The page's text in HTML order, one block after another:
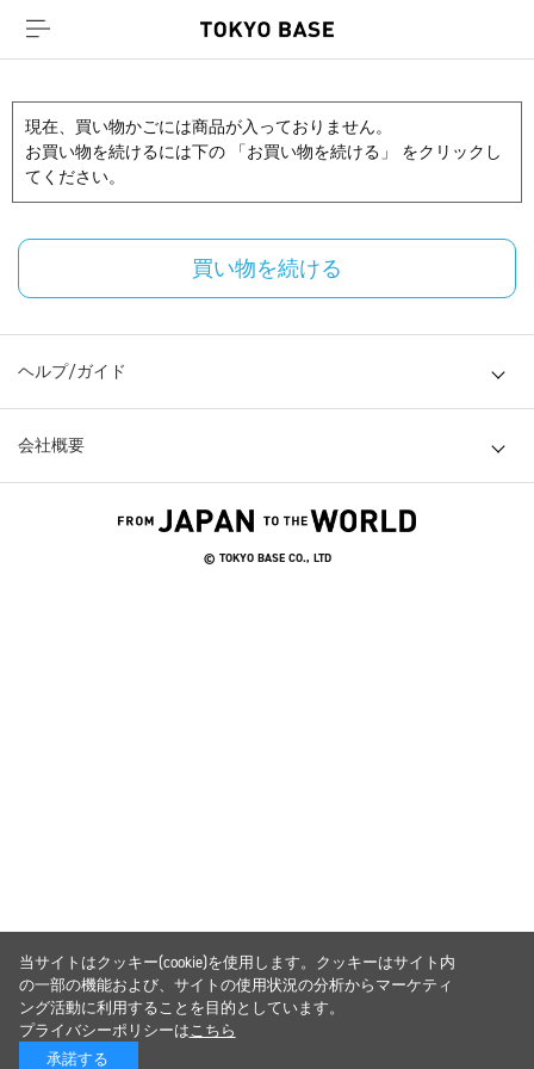
現在、買い物かごには商品が入っておりません。
お買い物を続けるには下の 「お買い物を続ける」 をクリックし
てください。
買い物を続ける
ヘルプ/ガイド
会社概要
© TOKYO BASE CO., LTD
当サイトはクッキー(cookie)を使用します。クッキーはサイト内
の一部の機能および、サイトの使用状況の分析からマーケティ
ング活動に利用することを目的としています。
プライバシーポリシーはこちら
承諾する